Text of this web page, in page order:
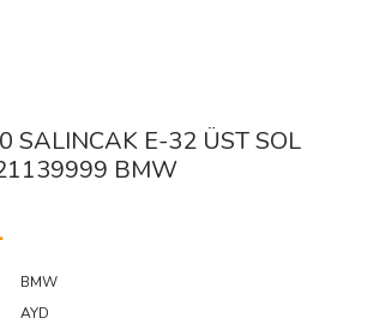
SALINCAK E-32 ÜST SOL
BMW
BMW
AYD